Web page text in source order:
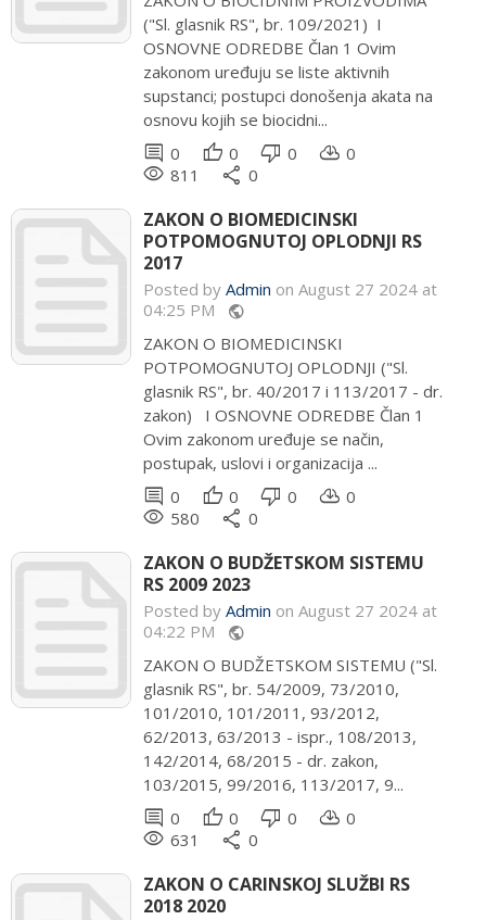
("Sl. glasnik RS", br. 109/2021) I
OSNOVNE ODREDBE Član 1 Ovim
zakonom uređuju se liste aktivnih
supstanci; postupci donošenja akata na
osnovu kojih se biocidni...
comment 0 thumb_up 0 thumb_down 0 cloud_download 0
remove_red_eye 811 share 0
ZAKON O BIOMEDICINSKI
POTPOMOGNUTOJ OPLODNJI RS
2017
Posted by Admin on August 27 2024 at
04:25 PM public
ZAKON O BIOMEDICINSKI
POTPOMOGNUTOJ OPLODNJI ("Sl.
glasnik RS", br. 40/2017 i 113/2017 - dr.
zakon) I OSNOVNE ODREDBE Član 1
Ovim zakonom uređuje se način,
postupak, uslovi i organizacija ...
comment 0 thumb_up 0 thumb_down 0 cloud_download 0
remove_red_eye 580 share 0
ZAKON O BUDŽETSKOM SISTEMU
RS 2009 2023
Posted by Admin on August 27 2024 at
04:22 PM public
ZAKON O BUDŽETSKOM SISTEMU ("Sl.
glasnik RS", br. 54/2009, 73/2010,
101/2010, 101/2011, 93/2012,
62/2013, 63/2013 - ispr., 108/2013,
142/2014, 68/2015 - dr. zakon,
103/2015, 99/2016, 113/2017, 9...
comment 0 thumb_up 0 thumb_down 0 cloud_download 0
remove_red_eye 631 share 0
ZAKON O CARINSKOJ SLUŽBI RS
2018 2020